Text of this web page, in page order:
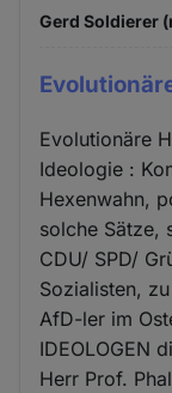
Gerd Soldierer
Evolutionäre
Ideologie :
Hexenwahn,
solche Sätze,
CDU/ SPD/
Sozialisten,
AfD-ler im
IDEOLOGEN
Herr Prof.